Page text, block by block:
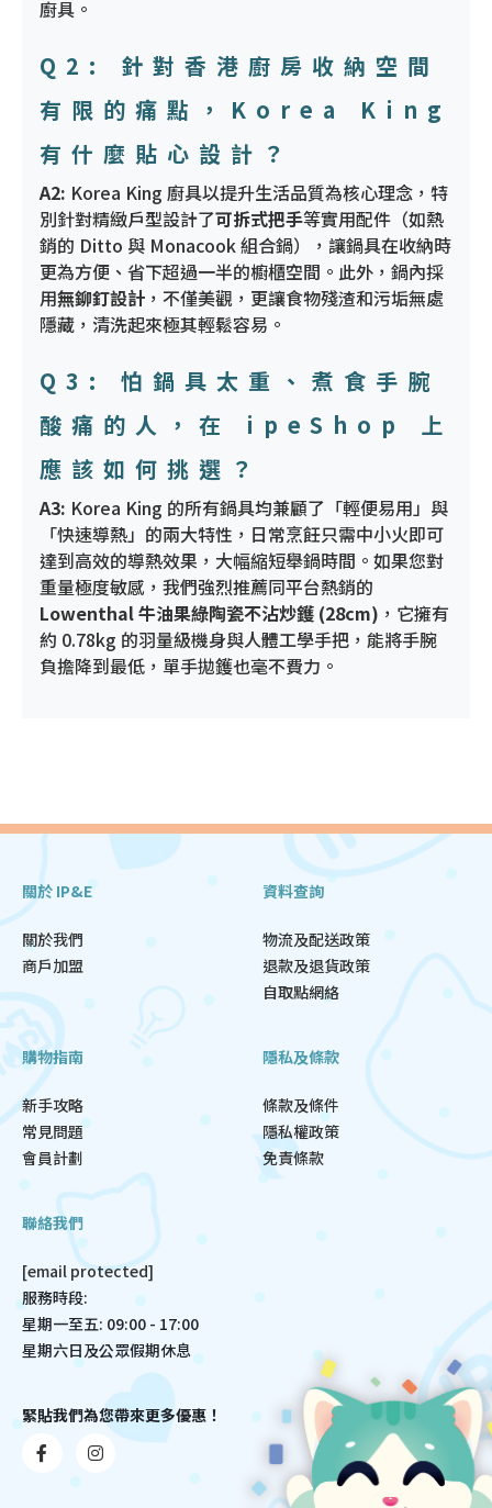
廚具。
Q2: 針對香港廚房收納空間
有限的痛點，Korea King
有什麼貼心設計？
A2: Korea King 廚具以提升生活品質為核心理念，特
別針對精緻戶型設計了可拆式把手等實用配件（如熱
銷的 Ditto 與 Monacook 組合鍋），讓鍋具在收納時
更為方便、省下超過一半的櫥櫃空間。此外，鍋內採
用無鉚釘設計 ，不僅美觀，更讓食物殘渣和污垢無處
隱藏，清洗起來極其輕鬆容易。
Q3: 怕鍋具太重、煮食手腕
酸痛的人，在 ipeShop 上
應該如何挑選？
A3: Korea King 的所有鍋具均兼顧了「輕便易用」與
「快速導熱」的兩大特性，日常烹飪只需中小火即可
達到高效的導熱效果，大幅縮短舉鍋時間。如果您對
重量極度敏感，我們強烈推薦同平台熱銷的
Lowenthal 牛油果綠陶瓷不沾炒鑊 (28cm) ，它擁有
約 0.78kg 的羽量級機身與人體工學手把，能將手腕
負擔降到最低，單手拋鑊也毫不費力。
關於 IP&E
關於我們
商戶加盟
資料查詢
物流及配送政策
退款及退貨政策
自取點網絡
購物指南
新手攻略
常見問題
會員計劃
隱私及條款
條款及條件
隱私權政策
免責條款
聯絡我們
[email protected]
服務時段:
星期一至五: 09:00 - 17:00
星期六日及公眾假期休息
緊貼我們為您帶來更多優惠！